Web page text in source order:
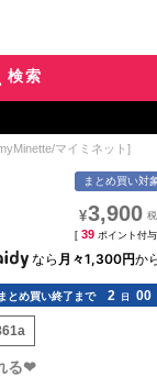
検索
マイミネット]
まとめ買い対
¥3,900
[ 39 ポイント付
なら 月々1,300円か
まとめ買い終了まで 2 日 00
る❤︎